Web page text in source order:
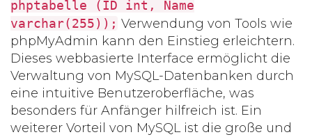
phptabelle (ID int, Name
varchar(255)); Verwendung von Tools wie
phpMyAdmin kann den Einstieg erleichtern.
Dieses webbasierte Interface ermöglicht die
Verwaltung von MySQL-Datenbanken durch
eine intuitive Benutzeroberfläche, was
besonders für Anfänger hilfreich ist. Ein
weiterer Vorteil von MySQL ist die große und